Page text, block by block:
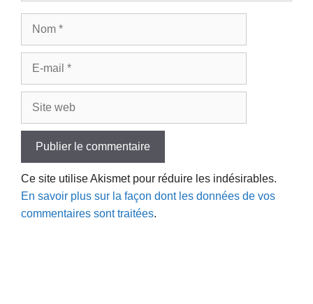
Ce site utilise Akismet pour réduire les indésirables.
En savoir plus sur la façon dont les données de vos
commentaires sont traitées.